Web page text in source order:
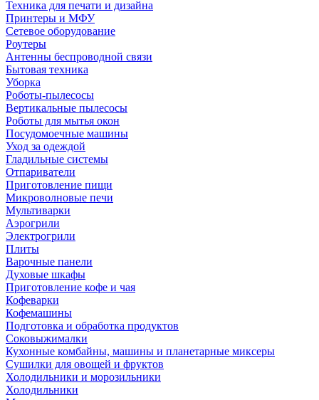
Техника для печати и дизайна
Принтеры и МФУ
Сетевое оборудование
Роутеры
Антенны беспроводной связи
Бытовая техника
Уборка
Роботы-пылесосы
Вертикальные пылесосы
Роботы для мытья окон
Посудомоечные машины
Уход за одеждой
Гладильные системы
Отпариватели
Приготовление пищи
Микроволновые печи
Мультиварки
Аэрогрили
Электрогрили
Плиты
Варочные панели
Духовые шкафы
Приготовление кофе и чая
Кофеварки
Кофемашины
Подготовка и обработка продуктов
Соковыжималки
Кухонные комбайны, машины и планетарные миксеры
Сушилки для овощей и фруктов
Холодильники и морозильники
Холодильники